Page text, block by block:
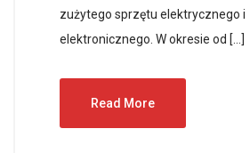
zużytego sprzętu elektrycznego i
elektronicznego. W okresie od […]
Read More